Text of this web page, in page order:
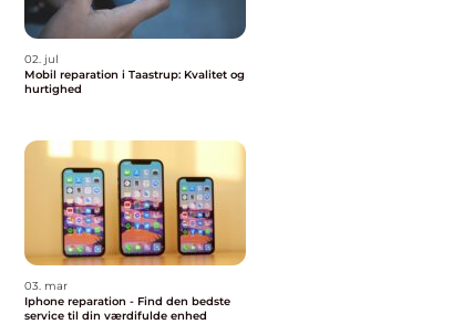
02. jul
Mobil reparation i Taastrup: Kvalitet og
hurtighed
03. mar
Iphone reparation - Find den bedste
service til din værdifulde enhed